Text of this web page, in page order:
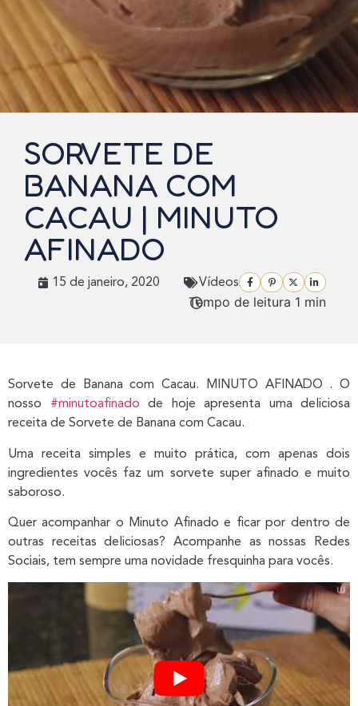
SORVETE DE
BANANA COM
CACAU | MINUTO
AFINADO
15 de janeiro, 2020 Vídeos
Tempo de leitura 1 min
Sorvete de Banana com Cacau. MINUTO AFINADO . O
nosso #minutoafinado de hoje apresenta uma deliciosa
receita de Sorvete de Banana com Cacau.
Uma receita simples e muito prática, com apenas dois
ingredientes vocês faz um sorvete super afinado e muito
saboroso.
Quer acompanhar o Minuto Afinado e ficar por dentro de
outras receitas deliciosas? Acompanhe as nossas Redes
Sociais, tem sempre uma novidade fresquinha para vocês.